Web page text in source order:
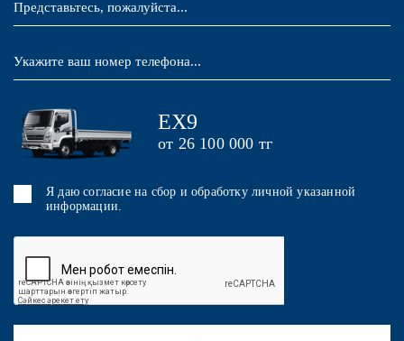
EX9
от 26 100 000 тг
Я даю согласие на сбор и обработку личной указанной
информации.